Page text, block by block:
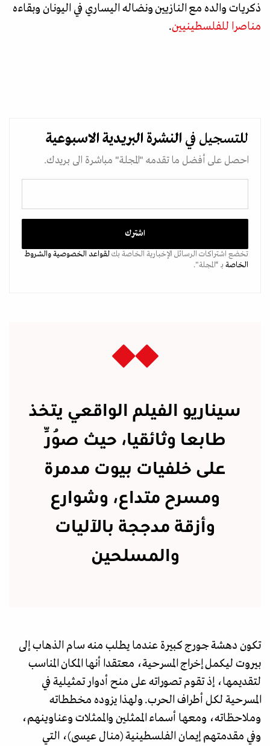
ذكريات والده مع النازيين ونضاله اليساري في اليونان وبقاءه
مناصرا للفلسطينيين.
للتسجيل في النشرة البريدية الاسبوعية
احصل على أفضل ما تقدمه "المجلة" مباشرة الى بريدك.
تخضع اشتراكات الرسائل الإخبارية الخاصة بكلقواعد الخصوصيةوالشروط
الخاصة بـ “المجلة".
سيناريو الفيلم الواقعي يتخذ
طابعا وثائقيا، حيث صُوِّر
على خلفيات بيوت مدمرة
ومسرح متداع، وشوارع
وأزقة مدججة بالآليات
والمسلحين
تكون دهشة جورج كبيرة عندما يطلب منه سام الذهاب إلى
بيروت ليكمل إخراج المسرحية، معتقدا أنها المكان المناسب
لتقديمها، إذ تقوم تصوراته على منح أدوار تمثيلية في
المسرحية لكل أطراف الحرب. ولهذا يزوده مخططاته
وملاحظاته، ومعها أسماء الممثلين والممثلات وعناوينهم،
وفي مقدمتهم إيمان الفلسطينية (منال عيسى)، التي